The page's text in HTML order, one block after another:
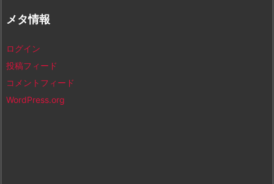
ブ
メタ情報
ログイン
投稿フィード
コメントフィード
WordPress.org